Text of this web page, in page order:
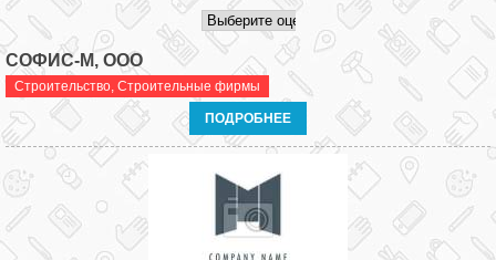
СОФИС-М, ООО
Строительство, Строительные фирмы
ПОДРОБНЕЕ